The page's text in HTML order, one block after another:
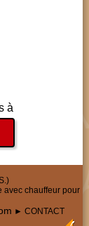
à
avec chauffeur pour
► CONTACT